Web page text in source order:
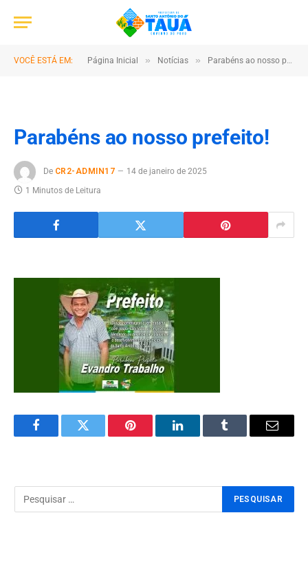
VOCÊ ESTÁ EM: Página Inicial » Notícias » Parabéns ao nosso prefeito!
Parabéns ao nosso prefeito!
De CR2-ADMIN17
14 de janeiro de 2025
1 Minutos de Leitura
FacebookTwitter Pinterest LinkedInTumblr Email